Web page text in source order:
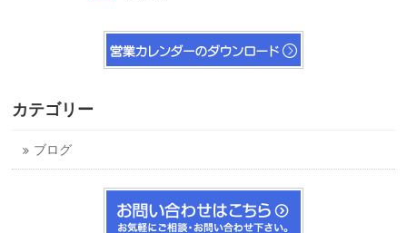
カテゴリー
ブログ